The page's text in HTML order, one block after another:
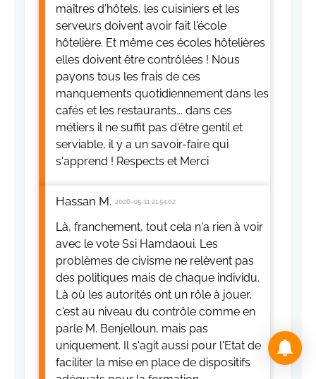
maîtres d'hôtels, les cuisiniers et les
serveurs doivent avoir fait l'école
hôtelière. Et même ces écoles hôtelières
elles doivent être contrôlées ! Nous
payons tous les frais de ces
manquements quotidiennement dans les
cafés et les restaurants... dans ces
métiers il ne suffit pas d'être gentil et
serviable, il y a un savoir-faire qui
s'apprend ! Respects et Merci
Hassan M. 2026-05-11 21:54:02
Là, franchement, tout cela n'a rien à voir
avec le vote Ssi Hamdaoui. Les
problèmes de civisme ne relèvent pas
des politiques mais de chaque individu.
Là où les autorités ont un rôle à jouer,
c'est au niveau du contrôle comme en
parle M. Benjelloun, mais pas
uniquement. Il s'agit aussi pour l'Etat de
faciliter la mise en place de dispositifs